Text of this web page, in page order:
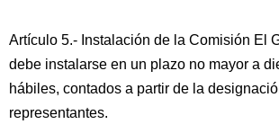
Artículo 5.- Instalación de la Comisión El
debe instalarse en un plazo no mayor a
hábiles, contados a partir de la
representantes.